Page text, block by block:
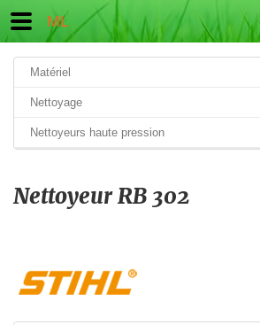
ML
Matériel
Nettoyage
Nettoyeurs haute pression
Nettoyeur RB 302